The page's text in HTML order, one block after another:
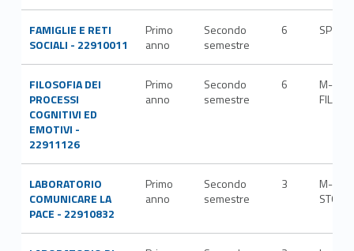
FAMIGLIE E RETI
SOCIALI - 22910011
Primo
anno
Secondo
semestre
6 SPS/
FILOSOFIA DEI
PROCESSI
COGNITIVI ED
EMOTIVI -
22911126
Primo
anno
Secondo
semestre
6
M-
FIL/01
LABORATORIO
COMUNICARE LA
PACE - 22910832
Primo
anno
Secondo
semestre
3
M-
STO/